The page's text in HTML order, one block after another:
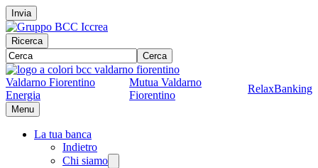
Invia
Ricerca
Cerca
Valdarno Fiorentino
Energia
Mutua Valdarno
Fiorentino
RelaxBanking
Menu
La tua banca
Indietro
Chi siamo